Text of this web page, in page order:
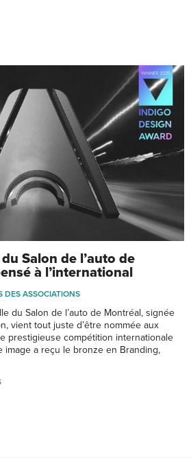
Salon de l’auto de
à l’international
DES ASSOCIATIONS
du Salon de l’auto de Montréal, signée
vient tout juste d’être nommée aux
prestigieuse compétition internationale
a reçu le bronze en Branding,